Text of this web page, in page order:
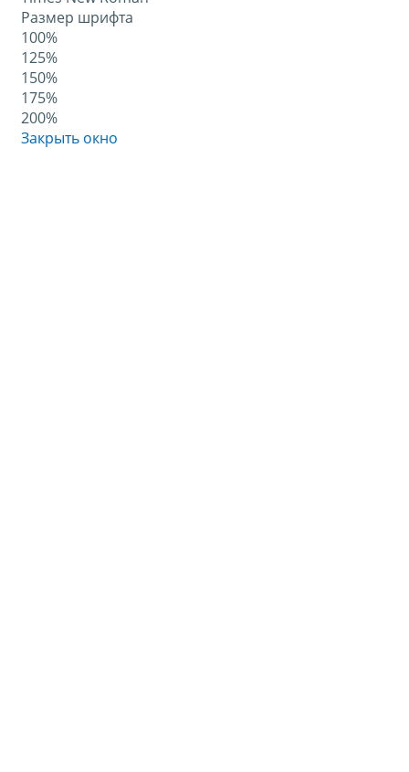
Размер шрифта
100%
125%
150%
175%
200%
Закрыть окно